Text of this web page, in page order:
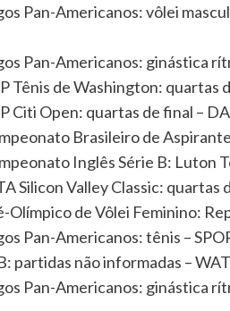
Pan-Americanos: vôlei
Pan-Americanos: ginástica
Tênis de Washington: quartas
Citi Open: quartas de final –
Brasileiro de
Inglês Série B: Luton
Silicon Valley Classic: quartas
Olímpico de Vôlei Feminino:
Pan-Americanos: tênis –
partidas não informadas –
Pan-Americanos: ginástica